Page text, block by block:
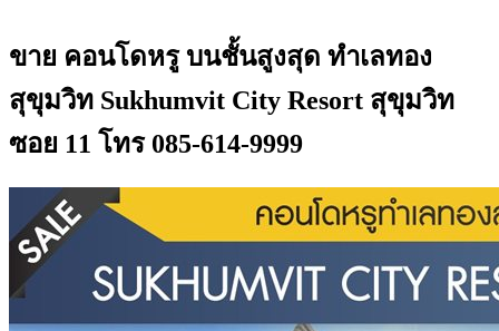
ขาย คอนโดหรู บนชั้นสูงสุด ทําเลทอง
สุขุมวิท Sukhumvit City Resort สุขุมวิท
ซอย 11 โทร 085-614-9999